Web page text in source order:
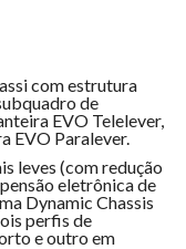
com estrutura
de
EVO Telelever,
EVO Paralever.
leves (com redução
eletrônica de
Dynamic Chassis
perfis de
e outro em